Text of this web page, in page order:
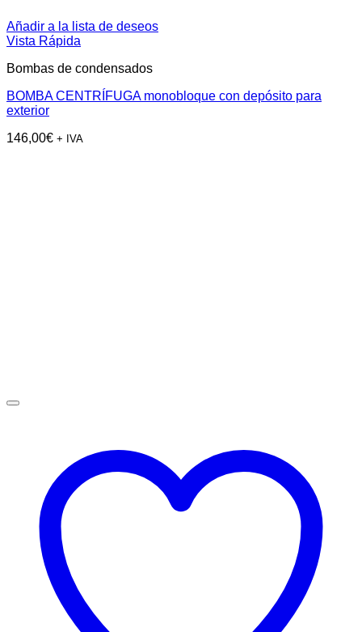
Añadir a la lista de deseos
Vista Rápida
Bombas de condensados
BOMBA CENTRÍFUGA monobloque con depósito para
exterior
146,00€ + IVA